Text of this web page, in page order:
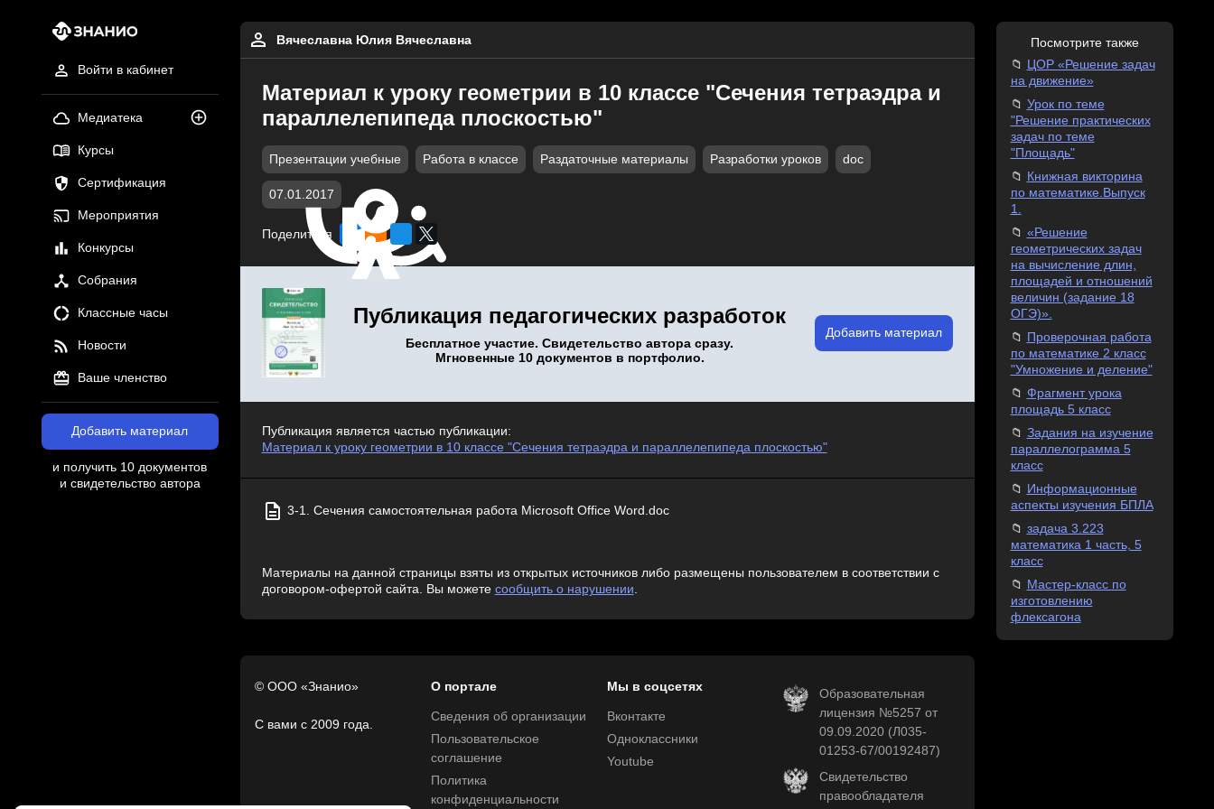
Войти в кабинет
Медиатека
Курсы
Сертификация
Мероприятия
Конкурсы
Собрания
Классные часы
Новости
Ваше членство
Добавить материал
и получить 10 документов
и свидетельство автора
Вячеславна Юлия Вячеславна
Материал к уроку геометрии в 10 классе "Сечения тетраэдра и
параллелепипеда плоскостью"
Презентации учебные Работа в классе Раздаточные материалы Разработки уроков doc
07.01.2017
Поделиться
Публикация педагогических разработок
Бесплатное участие. Свидетельство автора сразу.
Мгновенные 10 документов в портфолио.
Добавить материал
Публикация является частью публикации:
Материал к уроку геометрии в 10 классе "Сечения тетраэдра и параллелепипеда плоскостью"
3-1. Сечения самостоятельная работа Microsoft Office Word.doc
Материалы на данной страницы взяты из открытых источников либо размещены пользователем в соответствии с
договором-офертой сайта. Вы можете сообщить о нарушении.
© ООО «Знанио»
С вами с 2009 года.
О портале
Сведения об организации
Пользовательское
соглашение
Политика
конфиденциальности
Мы в соцсетях
Вконтакте
Одноклассники
Youtube
Образовательная
лицензия №5257 от
09.09.2020 (Л035-
01253-67/00192487)
Свидетельство
правообладателя
Посмотрите также
ЦОР «Решение задач
на движение»
Урок по теме
"Решение практических
задач по теме
"Площадь"
Книжная викторина
по математике.Выпуск
1.
«Решение
геометрических задач
на вычисление длин,
площадей и отношений
величин (задание 18
ОГЭ)».
Проверочная работа
по математике 2 класс
"Умножение и деление"
Фрагмент урока
площадь 5 класс
Задания на изучение
параллелограмма 5
класс
Информационные
аспекты изучения БПЛА
задача 3.223
математика 1 часть, 5
класс
Мастер-класс по
изготовлению
флексагона